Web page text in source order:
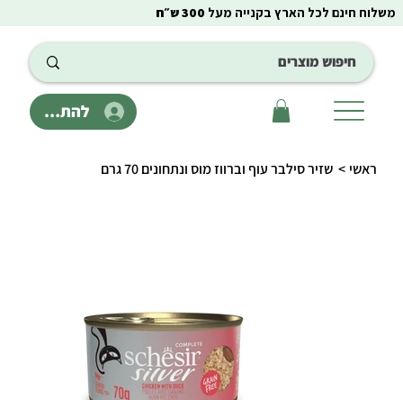
להתחבר
משלוח חינם לכל הארץ בקנייה מעל 300 ש״ח
ראשי > שזיר סילבר עוף וברווז מוס ונתחונים 70 גרם